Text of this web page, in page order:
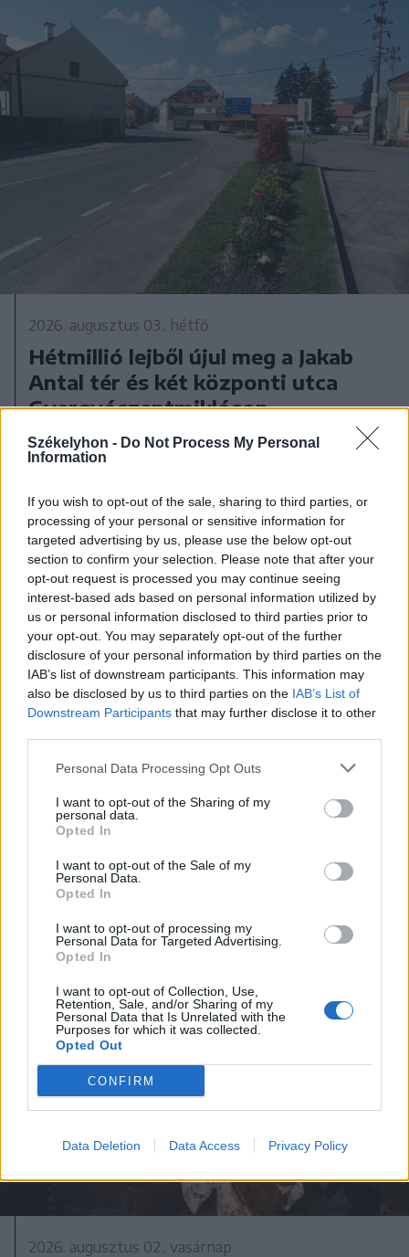
Székelyhon - Do Not Process My Personal
Information
If you wish to opt-out of the sale, sharing to third parties, or
processing of your personal or sensitive information for
targeted advertising by us, please use the below opt-out
section to confirm your selection. Please note that after your
opt-out request is processed you may continue seeing
interest-based ads based on personal information utilized by
us or personal information disclosed to third parties prior to
your opt-out. You may separately opt-out of the further
disclosure of your personal information by third parties on the
IAB’s list of downstream participants. This information may
also be disclosed by us to third parties on the IAB’s List of
Downstream Participants that may further disclose it to other
Personal Data Processing Opt Outs
I want to opt-out of the Sharing of my
personal data.
Opted In
I want to opt-out of the Sale of my
Personal Data.
Opted In
I want to opt-out of processing my
Personal Data for Targeted Advertising.
Opted In
I want to opt-out of Collection, Use,
Retention, Sale, and/or Sharing of my
Personal Data that Is Unrelated with the
Purposes for which it was collected.
Opted Out
CONFIRM
Data Deletion Data Access Privacy Policy
2026. augusztus 03., hétfő
Hétmillió lejből újul meg a Jakab
Antal tér és két központi utca
Gyergyószentmiklóson
2026. augusztus 03., hétfő
Vízszünetre kell számítani
Gyergyószentmiklós egy részén
2026. augusztus 02., vasárnap